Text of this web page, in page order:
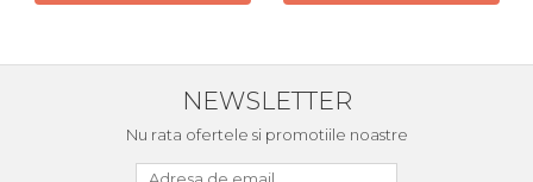
NEWSLETTER
Nu rata ofertele si promotiile noastre